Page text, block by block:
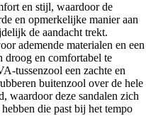
en stijl, waardoor de
en opmerkelijke manier aan
de aandacht trekt.
ademende materialen en een
droog en comfortabel te
tussenzool een zachte en
buitenzool over de hele
waardoor deze sandalen zich
die past bij het tempo